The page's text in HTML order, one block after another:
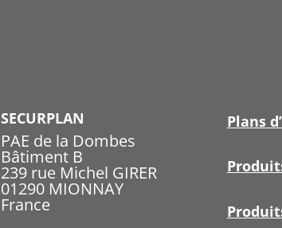
SECURPLAN
PAE de la Dombes
Bâtiment B
239 rue Michel GIRER
01290 MIONNAY
France
Plans